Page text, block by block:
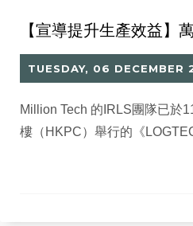
【宣導提升生產效益】
TUESDAY, 06 DECEMBER
Million Tech 的IRLS團隊已於
樓（HKPC）舉行的《